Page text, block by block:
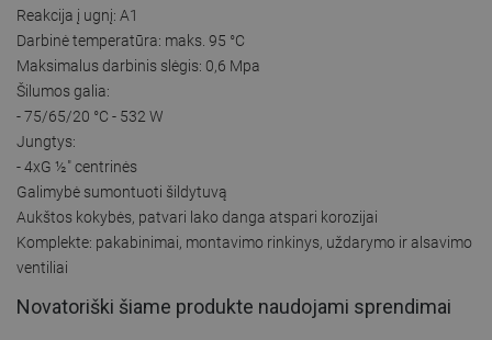
Reakcija į ugnį: A1
Darbinė temperatūra: maks. 95 °C
Maksimalus darbinis slėgis: 0,6 Mpa
Šilumos galia:
- 75/65/20 °C - 532 W
Jungtys:
- 4xG ½″ centrinės
Galimybė sumontuoti šildytuvą
Aukštos kokybės, patvari lako danga atspari korozijai
Komplekte: pakabinimai, montavimo rinkinys, uždarymo ir alsavimo
ventiliai
Novatoriški šiame produkte naudojami sprendimai